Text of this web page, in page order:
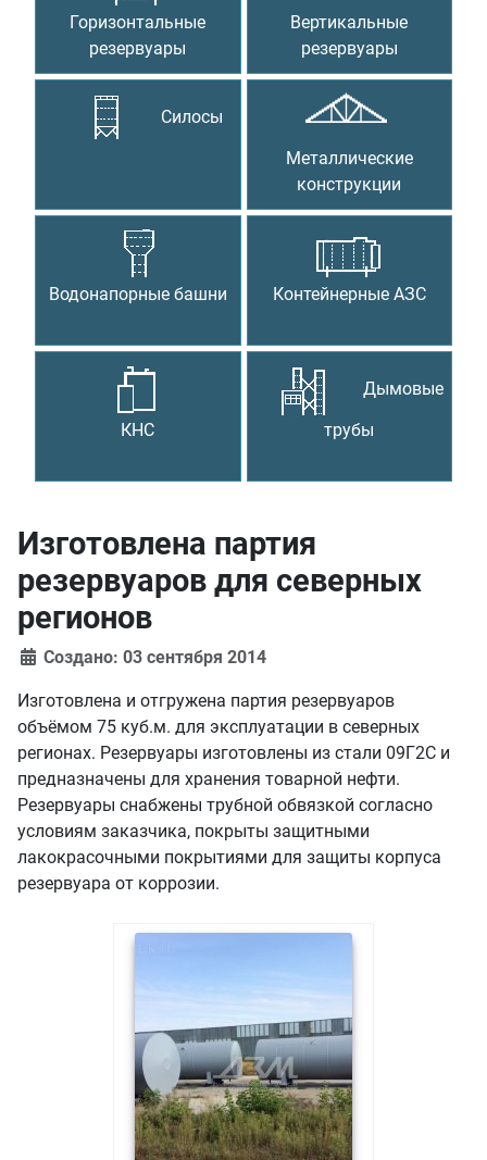
Горизонтальные
резервуары
Вертикальные
резервуары
Силосы
Металлические
конструкции
Водонапорные башни Контейнерные АЗС
КНС
Дымовые
трубы
Изготовлена партия
резервуаров для северных
регионов
Создано: 03 сентября 2014
Изготовлена и отгружена партия резервуаров
объёмом 75 куб.м. для эксплуатации в северных
регионах. Резервуары изготовлены из стали 09Г2С и
предназначены для хранения товарной нефти.
Резервуары снабжены трубной обвязкой согласно
условиям заказчика, покрыты защитными
лакокрасочными покрытиями для защиты корпуса
резервуара от коррозии.